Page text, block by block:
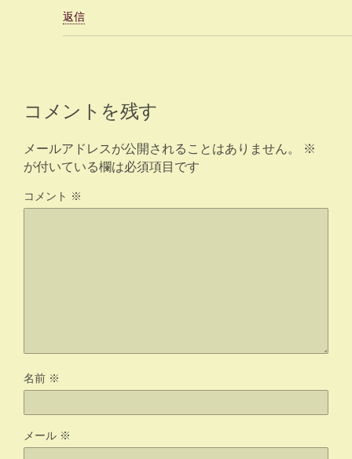
返信
コメントを残す
メールアドレスが公開されることはありません。
※
が付いている欄は必須項目です
コメント ※
名前 ※
メール ※